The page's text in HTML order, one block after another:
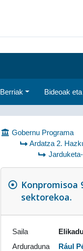
Berriak Bideoak
Gobernu Programa
Ardatza 2.
Konpromisoa
sektorekoa.
Saila
Arduraduna
Rául